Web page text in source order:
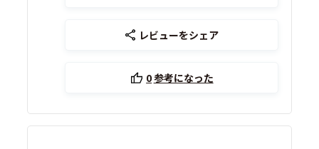
レビューをシェア
0参考になった